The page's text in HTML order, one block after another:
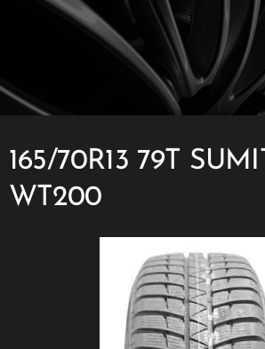
165/70R13 79T
WT200